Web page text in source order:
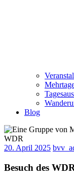
Blog
20. April 2025
Besuch des